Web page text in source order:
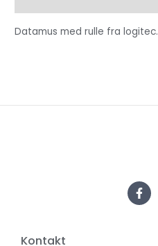
Datamus med rulle fra logitec.
Kontakt